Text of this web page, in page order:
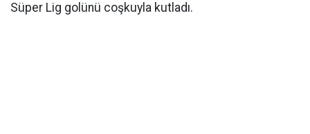
Süper Lig golünü coşkuyla kutladı.